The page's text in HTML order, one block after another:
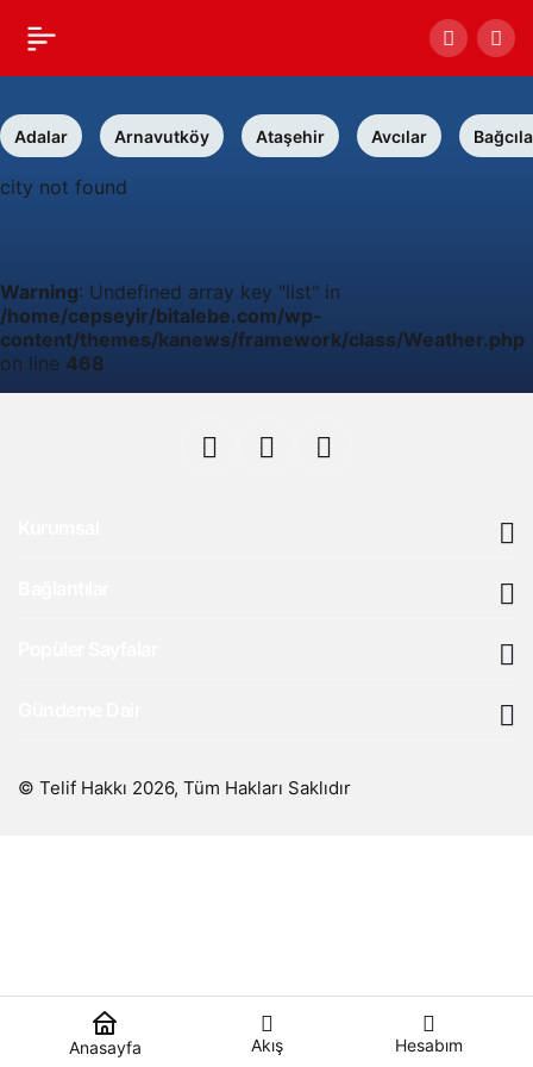
Adalar Arnavutköy Ataşehir Avcılar
city not found
Warning: Undefined array key "list" in
/home/cepseyir/bitalebe.com/wp-
content/themes/kanews/framework/class/Weather.php
on line 468
© Telif Hakkı 2026, Tüm Hakları Saklıdır
Anasayfa Akış Hesabım